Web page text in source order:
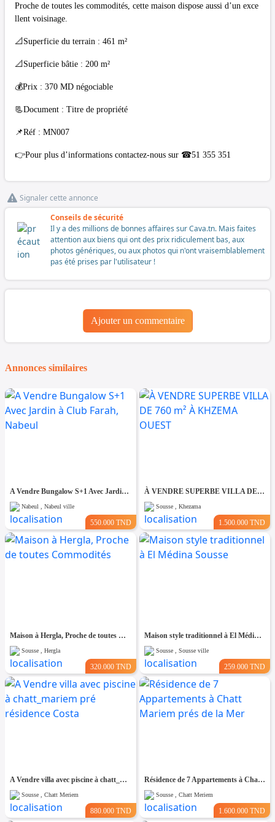
Proche de toutes les commodités, cette maison dispose aussi d’un exce
llent voisinage.
📐Superficie du terrain : 461 m²
📐Superficie bâtie : 200 m²
💰Prix : 370 MD négociable
📃Document : Titre de propriété
📌Réf : MN007
👉Pour plus d’informations contactez-nous sur ☎51 355 351
Signaler cette annonce
Conseils de sécurité
Il y a des millions de bonnes affaires sur Cava.tn. Mais faites
attention aux biens qui ont des prix ridiculement bas, aux
photos génériques, ou aux photos qui n'ont vraisemblablement
pas été prises par l'utilisateur !
Ajouter un commentaire
Annonces similaires
A Vendre Bungalow S+1 Avec Jardin à Club Farah, Nabeul
Nabeul , Nabeul ville
550.000 TND
À VENDRE SUPERBE VILLA DE 760 m² À KHZEMA OUEST
Sousse , Khezama
1.500.000 TND
Maison à Hergla, Proche de toutes Commodités
Sousse , Hergla
320.000 TND
Maison style traditionnel à El Médina Sousse
Sousse , Sousse ville
259.000 TND
A Vendre villa avec piscine à chatt_mariem pré résidence Costa
Sousse , Chatt Meriem
880.000 TND
Résidence de 7 Appartements à Chatt Mariem prés de la Mer
Sousse , Chatt Meriem
1.600.000 TND